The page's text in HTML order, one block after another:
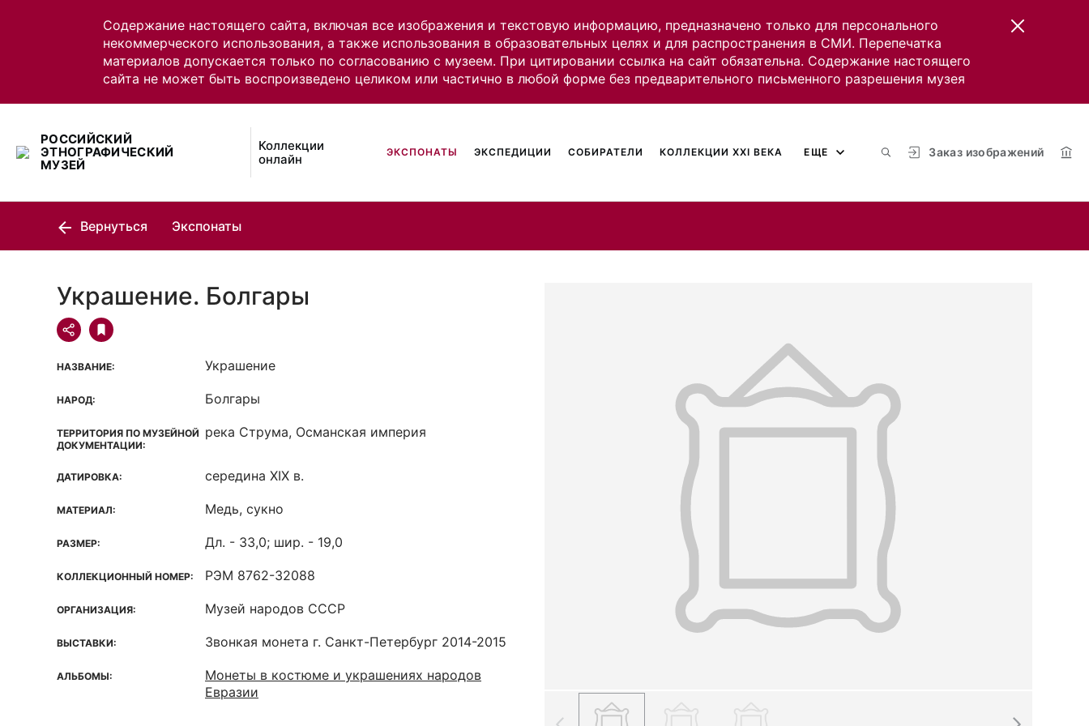
Содержание настоящего сайта, включая все изображения и текстовую информацию, предназначено только для персонального
некоммерческого использования, а также использования в образовательных целях и для распространения в СМИ. Перепечатка
материалов допускается только по согласованию с музеем. При цитировании ссылка на сайт обязательна. Содержание настоящего
сайта не может быть воспроизведено целиком или частично в любой форме без предварительного письменного разрешения музея
РОССИЙСКИЙ
ЭТНОГРАФИЧЕСКИЙ
МУЗЕЙ
Коллекции
онлайн
Заказ изображений
ЭКСПОНАТЫ ЭКСПЕДИЦИИ СОБИРАТЕЛИ КОЛЛЕКЦИИ XXI ВЕКА ЕЩЕ
Вернуться Экспонаты
Украшение. Болгары
НАЗВАНИЕ: Украшение
НАРОД: Болгары
ТЕРРИТОРИЯ ПО МУЗЕЙНОЙ
ДОКУМЕНТАЦИИ:
река Струма, Османская империя
ДАТИРОВКА: середина XIX в.
МАТЕРИАЛ: Медь, сукно
РАЗМЕР: Дл. - 33,0; шир. - 19,0
КОЛЛЕКЦИОННЫЙ НОМЕР: РЭМ 8762-32088
ОРГАНИЗАЦИЯ: Музей народов СССР
ВЫСТАВКИ: Звонкая монета г. Санкт-Петербург 2014-2015
АЛЬБОМЫ:
Монеты в костюме и украшениях народов
Евразии